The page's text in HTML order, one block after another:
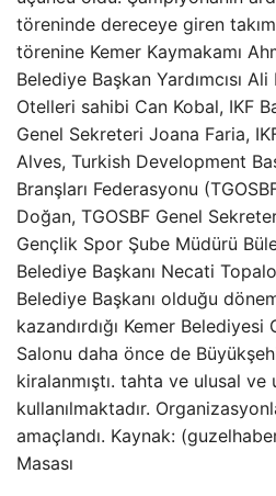
töreninde dereceye giren
törenine Kemer Kaymakamı
Belediye Başkan Yardımcısı
Otelleri sahibi Can Kobal, IKF
Genel Sekreteri Joana Faria,
Alves, Turkish Development
Branşları Federasyonu
Doğan, TGOSBF Genel
Gençlik Spor Şube Müdürü
Belediye Başkanı Necati
Belediye Başkanı olduğu
kazandırdığı Kemer
Salonu daha önce de
kiralanmıştı. tahta ve ulusal ve
kullanılmaktadır.
amaçlandı. Kaynak:
Masası